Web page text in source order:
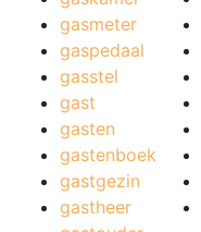
gasmeter
gaspedaal
gasstel
gast
gasten
gastenboek
gastgezin
gastheer